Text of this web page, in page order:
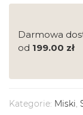
Darmowa
od 199.00 zł
Kategorie: Miski,